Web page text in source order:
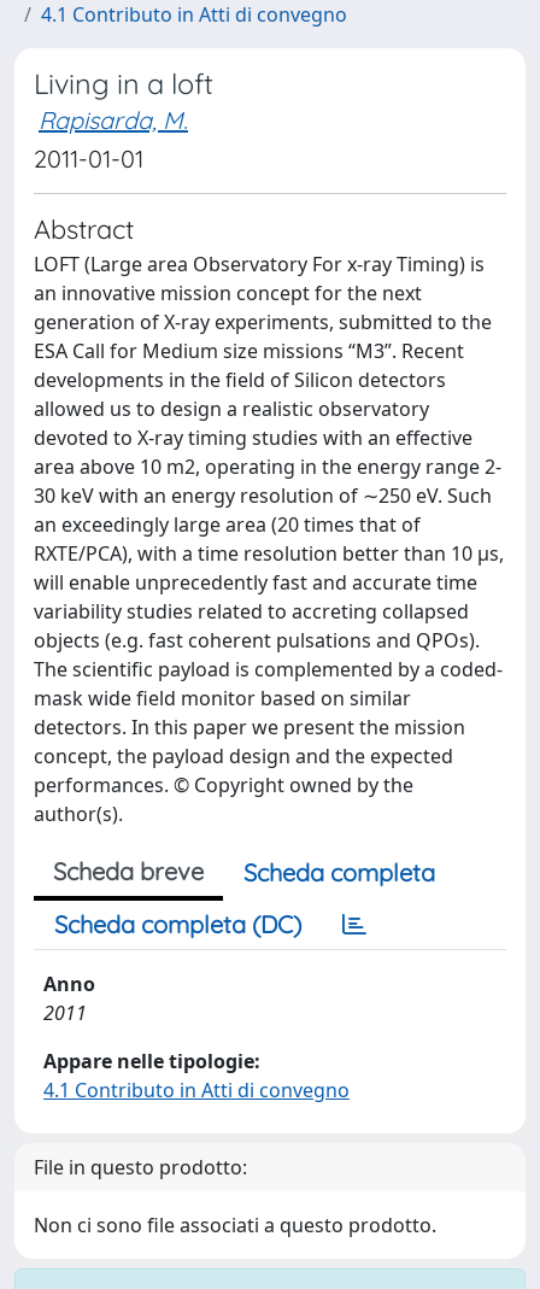
4.1 Contributo in Atti di convegno
Living in a loft
Rapisarda, M.
2011-01-01
Abstract
LOFT (Large area Observatory For x-ray Timing) is
an innovative mission concept for the next
generation of X-ray experiments, submitted to the
ESA Call for Medium size missions “M3”. Recent
developments in the field of Silicon detectors
allowed us to design a realistic observatory
devoted to X-ray timing studies with an effective
area above 10 m2, operating in the energy range 2-
30 keV with an energy resolution of ∼250 eV. Such
an exceedingly large area (20 times that of
RXTE/PCA), with a time resolution better than 10 µs,
will enable unprecedently fast and accurate time
variability studies related to accreting collapsed
objects (e.g. fast coherent pulsations and QPOs).
The scientific payload is complemented by a coded-
mask wide field monitor based on similar
detectors. In this paper we present the mission
concept, the payload design and the expected
performances. © Copyright owned by the
author(s).
Scheda breve
Scheda completa
Scheda completa (DC)
Anno
2011
Appare nelle tipologie:
4.1 Contributo in Atti di convegno
File in questo prodotto:
Non ci sono file associati a questo prodotto.